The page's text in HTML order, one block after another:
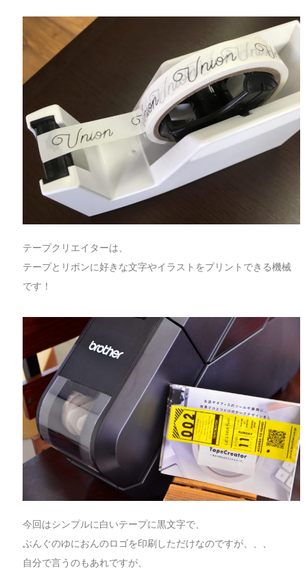
テープクリエイターは、
テープとリボンに好きな文字やイラストをプリントできる機械
です！
今回はシンプルに白いテープに黒文字で、
ぶんぐのゆにおんのロゴを印刷しただけなのですが、、、
自分で言うのもあれですが、